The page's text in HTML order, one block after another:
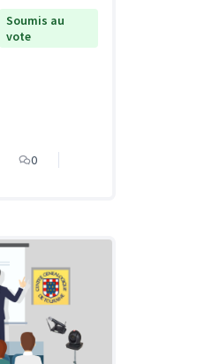
Soumis au
vote
0